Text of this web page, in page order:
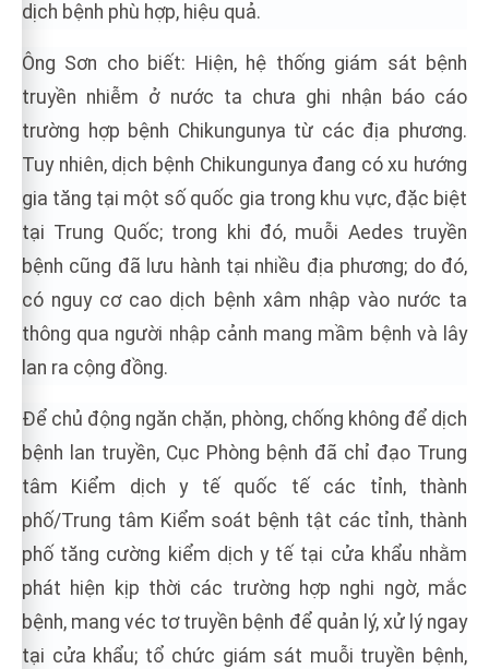
dịch bệnh phù hợp, hiệu quả.
Ông Sơn cho biết: Hiện, hệ thống giám sát bệnh
truyền nhiễm ở nước ta chưa ghi nhận báo cáo
trường hợp bệnh Chikungunya từ các địa phương.
Tuy nhiên, dịch bệnh Chikungunya đang có xu hướng
gia tăng tại một số quốc gia trong khu vực, đặc biệt
tại Trung Quốc; trong khi đó, muỗi Aedes truyền
bệnh cũng đã lưu hành tại nhiều địa phương; do đó,
có nguy cơ cao dịch bệnh xâm nhập vào nước ta
thông qua người nhập cảnh mang mầm bệnh và lây
lan ra cộng đồng.
Để chủ động ngăn chặn, phòng, chống không để dịch
bệnh lan truyền, Cục Phòng bệnh đã chỉ đạo Trung
tâm Kiểm dịch y tế quốc tế các tỉnh, thành
phố/Trung tâm Kiểm soát bệnh tật các tỉnh, thành
phố tăng cường kiểm dịch y tế tại cửa khẩu nhằm
phát hiện kịp thời các trường hợp nghi ngờ, mắc
bệnh, mang véc tơ truyền bệnh để quản lý, xử lý ngay
tại cửa khẩu; tổ chức giám sát muỗi truyền bệnh,